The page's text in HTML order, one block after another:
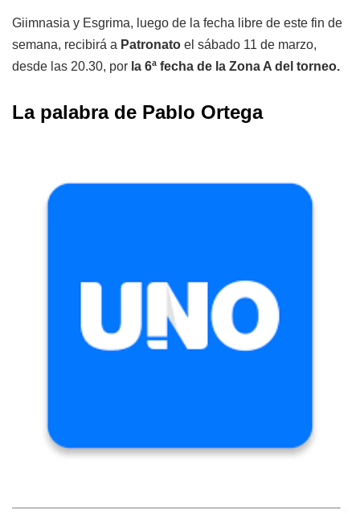
Giimnasia y Esgrima, luego de la fecha libre de este fin de
semana, recibirá a Patronato el sábado 11 de marzo,
desde las 20.30, por la 6ª fecha de la Zona A del torneo.
La palabra de Pablo Ortega